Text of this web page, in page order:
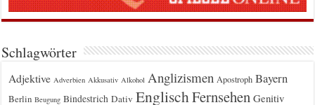
Schlagwörter
Adjektive Adverbien Akkusativ Alkohol Anglizismen Apostroph Bayern
Berlin Beugung Bindestrich Dativ EnglischFernsehen Genitiv